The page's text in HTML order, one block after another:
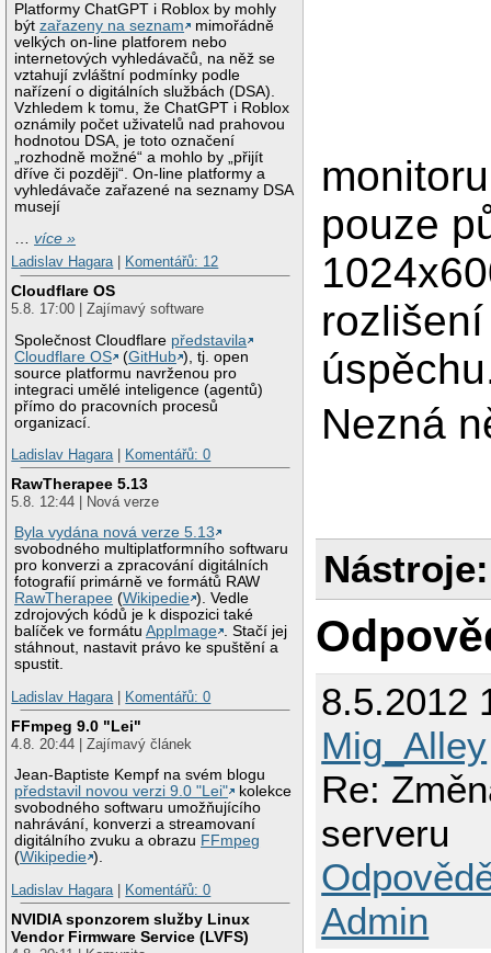
Platformy ChatGPT i Roblox by mohly
býtzařazeny na seznam
mimořádně
velkých on-line platforem nebo
internetových vyhledávačů, na něž se
vztahují zvláštní podmínky podle
nařízení o digitálních službách (DSA).
Vzhledem k tomu, že ChatGPT i Roblox
oznámily počet uživatelů nad prahovou
hodnotou DSA, je toto označení
„rozhodně možné“ a mohlo by „přijít
dříve či později“. On-line platformy a
vyhledávače zařazené na seznamy DSA
musejí
…více »
Ladislav Hagara| Komentářů: 12
Cloudflare OS
5.8. 17:00 | Zajímavý software
Společnost Cloudflare představila
Cloudflare OS
(GitHub ), tj. open
source platformu navrženou pro
integraci umělé inteligence (agentů)
přímo do pracovních procesů
organizací.
Ladislav Hagara| Komentářů: 0
RawTherapee 5.13
5.8. 12:44 | Nová verze
Byla vydána nová verze 5.13
svobodného multiplatformního softwaru
pro konverzi a zpracování digitálních
fotografií primárně ve formátů RAW
RawTherapee (Wikipedie ). Vedle
zdrojových kódů je k dispozici také
balíček ve formátuAppImage . Stačí jej
stáhnout, nastavit právo ke spuštění a
spustit.
Ladislav Hagara| Komentářů: 0
FFmpeg 9.0 "Lei"
4.8. 20:44 | Zajímavý článek
Jean-Baptiste Kempf na svém blogu
představil novou verzi 9.0 "Lei"
kolekce
svobodného softwaru umožňujícího
nahrávání, konverzi a streamovaní
digitálního zvuku a obrazu FFmpeg
(Wikipedie ).
Ladislav Hagara| Komentářů: 0
NVIDIA sponzorem služby Linux
Vendor Firmware Service (LVFS)
pouze
Nezná
Nástroje:
8.5.2012
Mig_Alley
Re:
serveru
Admin